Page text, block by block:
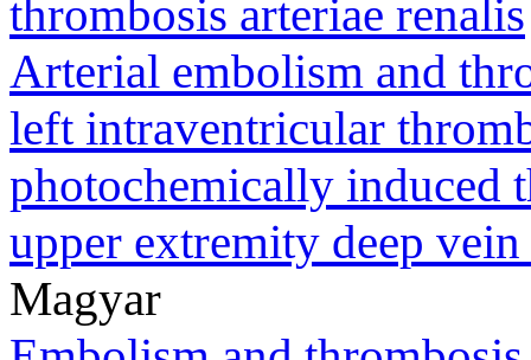
thrombosis arteriae renalis
Arterial embolism and
left intraventricular
photochemically induced
upper extremity deep
Magyar